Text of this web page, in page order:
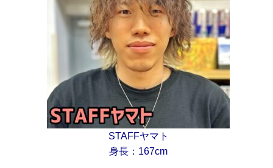
STAFFヤマト
身長：167cm